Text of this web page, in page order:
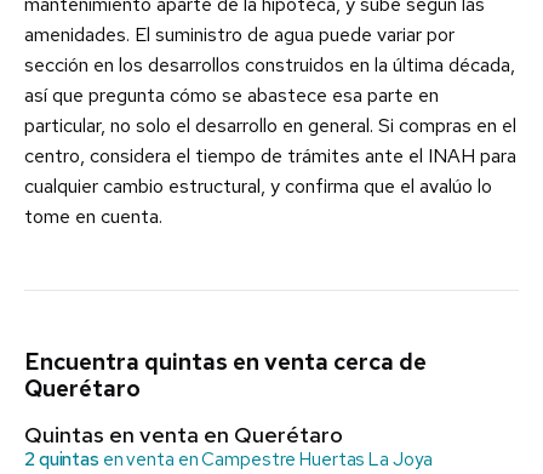
amenidades. El suministro de agua puede variar por
sección en los desarrollos construidos en la última década,
así que pregunta cómo se abastece esa parte en
particular, no solo el desarrollo en general. Si compras en el
centro, considera el tiempo de trámites ante el INAH para
cualquier cambio estructural, y confirma que el avalúo lo
tome en cuenta.
Encuentra quintas en venta cerca de
Querétaro
Quintas en venta en Querétaro
2 quintas en venta en Campestre Huertas La Joya